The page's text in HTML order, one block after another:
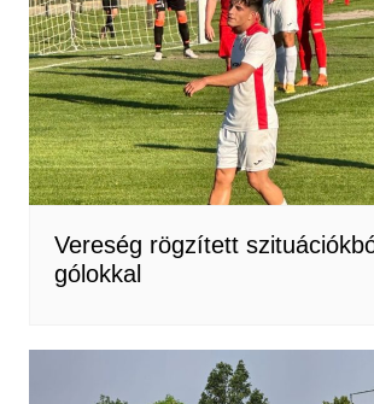
Vereség rögzített
gólokkal